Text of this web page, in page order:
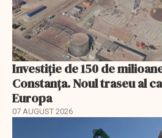
Investiție de 150 de
Constanța. Noul traseu al
Europa
07 AUGUST 2026